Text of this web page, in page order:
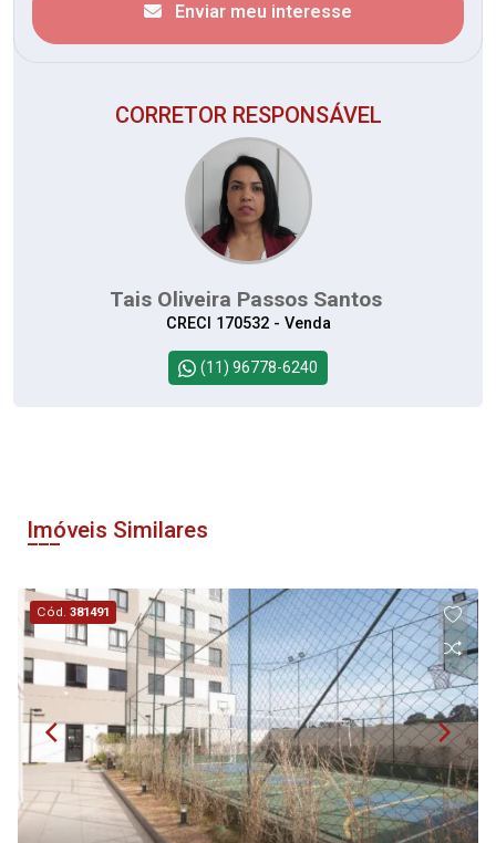
Enviar meu interesse
CORRETOR RESPONSÁVEL
Tais Oliveira Passos Santos
CRECI 170532 - Venda
(11) 96778-6240
Imóveis Similares
Cód.381491